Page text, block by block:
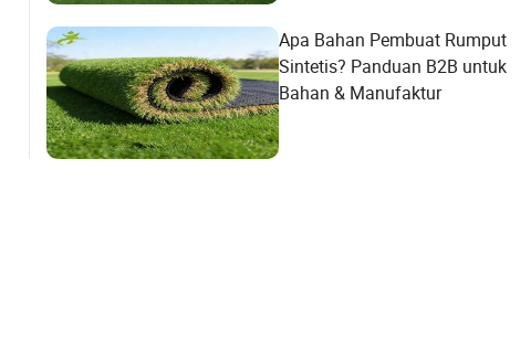
Apa Bahan Pembuat Rumput
Sintetis? Panduan B2B untuk
Bahan & Manufaktur